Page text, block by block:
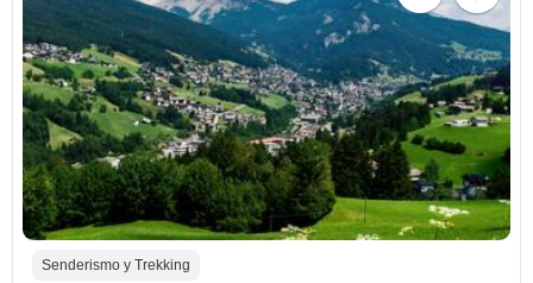
Senderismo y Trekking